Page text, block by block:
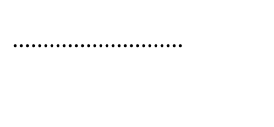
............................